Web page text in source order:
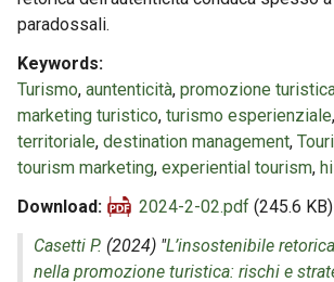
paradossali.
Keywords
Turismo, auntenticità, promozione
marketing turistico, turismo esperienziale,
territoriale, destination management,
tourism marketing, experiential tourism,
Download
2024-2-02.pdf (245.6 KB)
Casetti P. (2024) "L’insostenibile
nella promozione turistica: rischi e